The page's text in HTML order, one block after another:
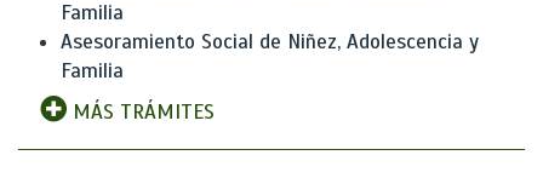
Familia
Asesoramiento Social de Niñez, Adolescencia y
Familia
MÁS TRÁMITES